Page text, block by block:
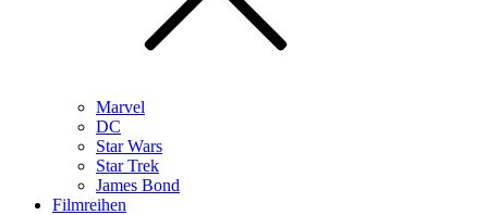
Marvel
DC
Star Wars
Star Trek
James Bond
Filmreihen